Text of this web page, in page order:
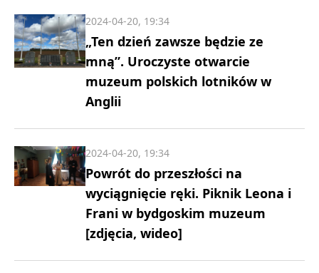
„Ten dzień zawsze będzie ze
mną”. Uroczyste otwarcie
muzeum polskich lotników w
Anglii
2024-04-20, 19:34
Powrót do przeszłości na
wyciągnięcie ręki. Piknik Leona i
Frani w bydgoskim muzeum
[zdjęcia, wideo]
2024-04-20, 19:34